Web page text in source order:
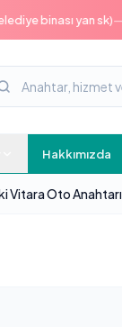
binası yan sk)—
Hakkımızda
Vitara Oto Anahtarı